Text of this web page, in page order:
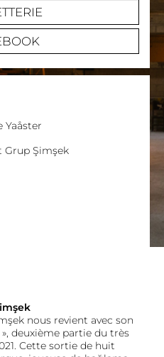
Yaåster
Grup Şimşek
nous revient avec son
deuxième partie du très
Cette sortie de huit